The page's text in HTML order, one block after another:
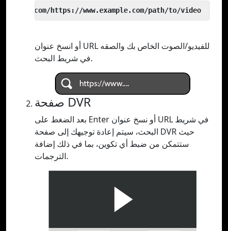
أو انسخ عنوان URL للفيديو/الصوت الخاص بك والصقه
في شريط البحث.
صفحة DVR
بعد الضغط على Enter أو نسخ عنوان URL في شريط
البحث، سيتم إعادة توجيهك إلى صفحة DVR حيث
ستتمكن من ضبط أي تكوين، بما في ذلك إضافة
الترجمات.